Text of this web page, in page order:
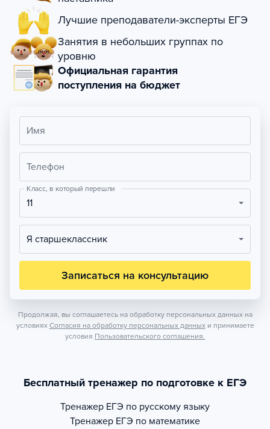
Лучшие преподаватели-эксперты ЕГЭ
Занятия в небольших группах по
уровню
Официальная гарантия
поступления на бюджет
Имя
Телефон
Класс, в который перешли
11
Я старшеклассник
Записаться на консультацию
Продолжая, вы соглашаетесь на обработку персональных данных на
условиях Согласия на обработку персональных данных и принимаете
условия Пользовательского соглашения.
Бесплатный тренажер по подготовке к ЕГЭ
Тренажер ЕГЭ по русскому языку
Тренажер ЕГЭ по математике